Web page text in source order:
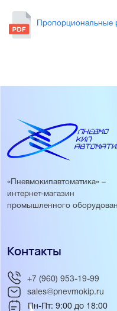
Пропорциональные
«Пневмокипавтоматика» –
интернет-магазин
промышленного
Контакты
+7 (960) 953-19-99
sales@pnevmokip.ru
Пн-Пт: 9:00 до 18:00